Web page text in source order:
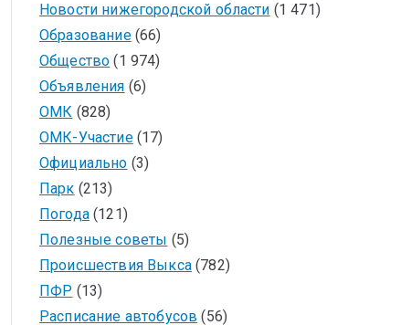
Новости нижегородской области (1 471)
Образование(66)
Общество (1 974)
Объявления (6)
ОМК (828)
ОМК-Участие(17)
Официально (3)
Парк (213)
Погода(121)
Полезные советы (5)
Происшествия Выкса(782)
ПФР (13)
Расписание автобусов (56)